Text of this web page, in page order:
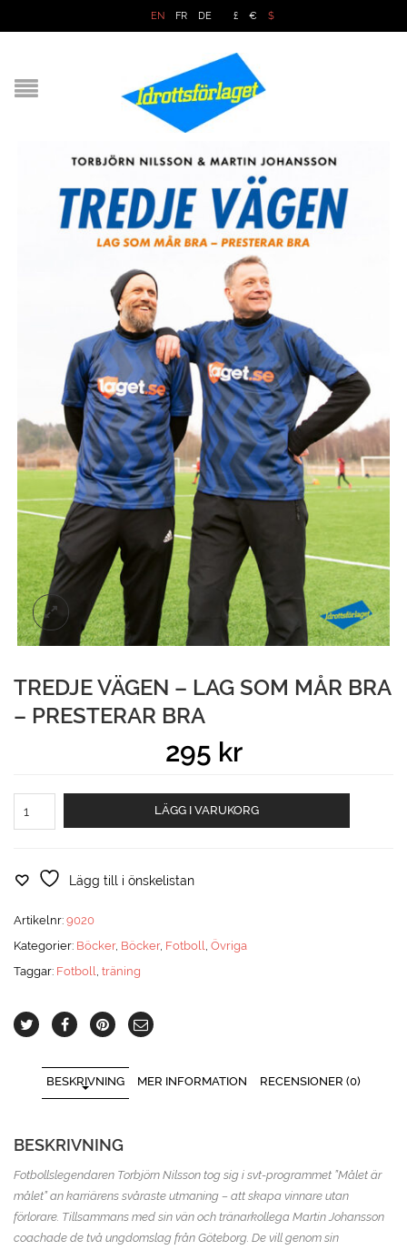
EN FR DE £ € $
TREDJE VÄGEN – LAG SOM MÅR BRA
– PRESTERAR BRA
295 kr
vägen
som
-
presterar
bra
LÄGG I VARUKORG
Lägg till i önskelistan
Artikelnr: 9020
Kategorier: Böcker, Böcker, Fotboll
Övriga
Taggar: Fotboll träning
BESKRIVNING MER INFORMATION RECENSIONER (0)
BESKRIVNING
Fotbollslegendaren Torbjörn Nilsson tog sig i svt-programmet ”Målet är
målet” an karriärens svåraste utmaning – att skapa vinnare utan
förlorare. Tillsammans med sin vän och tränarkollega Martin Johansson
coachade de två ungdomslag från Göteborg. De vill genom sin